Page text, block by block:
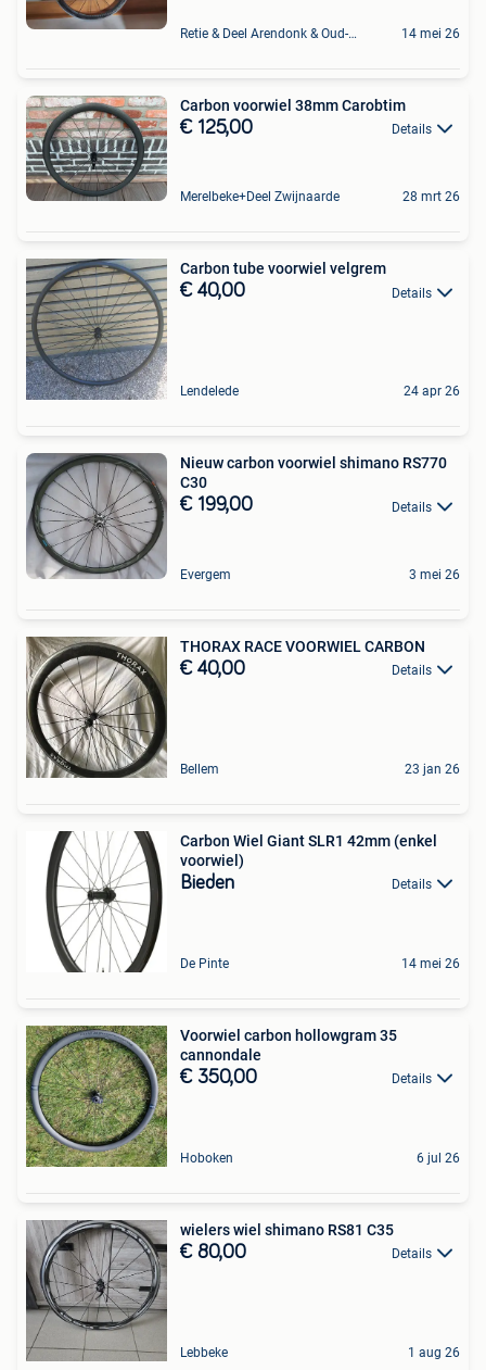
Retie & Deel Arendonk & Oud-Turnhout 14 mei 26
Carbon voorwiel 38mm Carobtim
€ 125,00 Details
Merelbeke+Deel Zwijnaarde 28 mrt 26
Carbon tube voorwiel velgrem
€ 40,00 Details
Lendelede 24 apr 26
Nieuw carbon voorwiel shimano RS770
C30
€ 199,00 Details
Evergem 3 mei 26
THORAX RACE VOORWIEL CARBON
€ 40,00 Details
Bellem 23 jan 26
Carbon Wiel Giant SLR1 42mm (enkel
voorwiel)
Bieden Details
De Pinte 14 mei 26
Voorwiel carbon hollowgram 35
cannondale
€ 350,00 Details
Hoboken 6 jul 26
wielers wiel shimano RS81 C35
€ 80,00 Details
Lebbeke 1 aug 26